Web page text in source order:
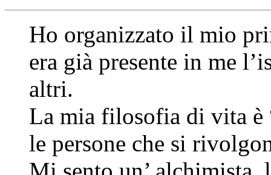
Ho organizzato il mio
era già presente in me
altri.
La mia filosofia di vita è
le persone che si